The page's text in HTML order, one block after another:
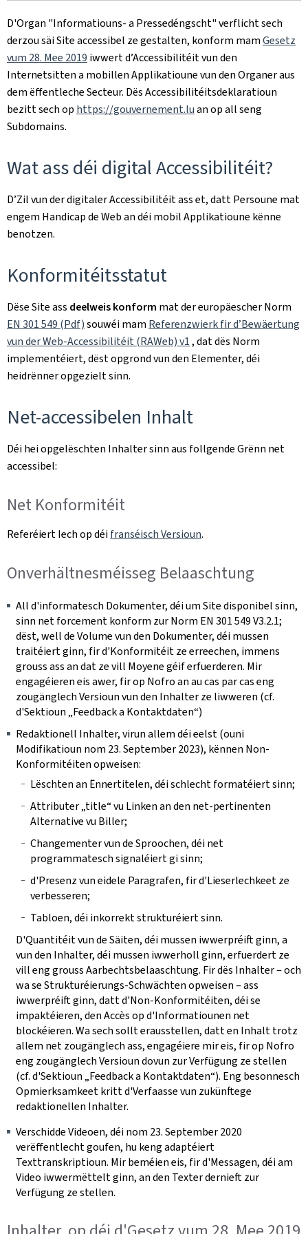
D'Organ "Informatiouns- a Pressedéngscht"verflicht sech
derzou säi Site accessibel ze gestalten, konform mamGesetz
vum 28. Mee 2019 iwwert d’Accessibilitéit vun den
Internetsitten a mobillen Applikatioune vun den Organer aus
dem ëffentleche Secteur. Dës Accessibilitéitsdeklaratioun
bezitt sech op https://gouvernement.luan op all seng
Subdomains.
Wat ass déi digital Accessibilitéit?
D’Zil vun der digitaler Accessibilitéit ass et, datt Persoune mat
engem Handicap de Web an déi mobil Applikatioune kënne
benotzen.
Konformitéitsstatut
Dëse Site ass deelweis konform mat der europäescher Norm
EN 301 549 (Pdf)souwéi mam Referenzwierk fir d’Bewäertung
vun der Web-Accessibilitéit (RAWeb) v1, dat dës Norm
implementéiert, dëst opgrond vun den Elementer, déi
heidrënner opgezielt sinn.
Net-accessibelen Inhalt
Déi hei opgelëschten Inhalter sinn aus follgende Grënn net
accessibel:
Net Konformitéit
Referéiert Iech op déifranséisch Versioun.
Onverhältnesméisseg Belaaschtung
All d'informatesch Dokumenter, déi um Site disponibel sinn,
sinn net forcement konform zur Norm EN 301 549 V3.2.1;
dëst, well de Volume vun den Dokumenter, déi mussen
traitéiert ginn, fir d'Konformitéit ze erreechen, immens
grouss ass an dat ze vill Moyene géif erfuerderen. Mir
engagéieren eis awer, fir op Nofro an au cas par cas eng
zougänglech Versioun vun den Inhalter ze liwweren (cf.
d'Sektioun „Feedback a Kontaktdaten“)
Redaktionell Inhalter, virun allem déi eelst (ouni
Modifikatioun nom 23. September 2023), kënnen Non-
Konformitéiten opweisen:
Lëschten an Ënnertitelen, déi schlecht formatéiert sinn;
Attributer „title“ vu Linken an den net-pertinenten
Alternative vu Biller;
Changementer vun de Sproochen, déi net
programmatesch signaléiert gi sinn;
d'Presenz vun eidele Paragrafen, fir d'Lieserlechkeet ze
verbesseren;
Tabloen, déi inkorrekt strukturéiert sinn.
D'Quantitéit vun de Säiten, déi mussen iwwerpréift ginn, a
vun den Inhalter, déi mussen iwwerholl ginn, erfuerdert ze
vill eng grouss Aarbechtsbelaaschtung. Fir dës Inhalter ‒ och
wa se Strukturéierungs-Schwächten opweisen ‒ ass
iwwerpréift ginn, datt d'Non-Konformitéiten, déi se
impaktéieren, den Accès op d'Informatiounen net
blockéieren. Wa sech sollt erausstellen, datt en Inhalt trotz
allem net zougänglech ass, engagéiere mir eis, fir op Nofro
eng zougänglech Versioun dovun zur Verfügung ze stellen
(cf. d'Sektioun „Feedback a Kontaktdaten“). Eng besonnesch
Opmierksamkeet kritt d'Verfaasse vun zukünftege
redaktionellen Inhalter.
Verschidde Videoen, déi nom 23. September 2020
verëffentlecht goufen, hu keng adaptéiert
Texttranskriptioun. Mir beméien eis, fir d'Messagen, déi am
Video iwwermëttelt ginn, an den Texter dernieft zur
Verfügung ze stellen.